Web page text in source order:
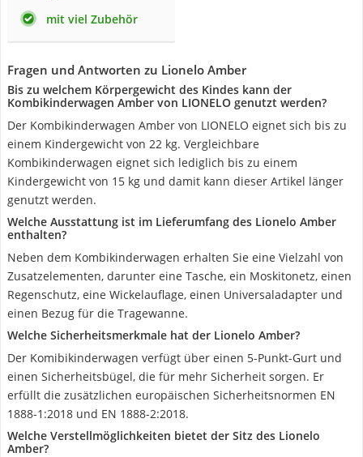
mit viel Zubehör
Fragen und Antworten zu Lionelo Amber
Bis zu welchem Körpergewicht des Kindes kann der
Kombikinderwagen Amber von LIONELO genutzt werden?
Der Kombikinderwagen Amber von LIONELO eignet sich bis zu
einem Kindergewicht von 22 kg. Vergleichbare
Kombikinderwagen eignet sich lediglich bis zu einem
Kindergewicht von 15 kg und damit kann dieser Artikel länger
genutzt werden.
Welche Ausstattung ist im Lieferumfang des Lionelo Amber
enthalten?
Neben dem Kombikinderwagen erhalten Sie eine Vielzahl von
Zusatzelementen, darunter eine Tasche, ein Moskitonetz, einen
Regenschutz, eine Wickelauflage, einen Universaladapter und
einen Bezug für die Tragewanne.
Welche Sicherheitsmerkmale hat der Lionelo Amber?
Der Komibikinderwagen verfügt über einen 5-Punkt-Gurt und
einen Sicherheitsbügel, die für mehr Sicherheit sorgen. Er
erfüllt die zusätzlichen europäischen Sicherheitsnormen EN
1888-1:2018 und EN 1888-2:2018.
Welche Verstellmöglichkeiten bietet der Sitz des Lionelo
Amber?